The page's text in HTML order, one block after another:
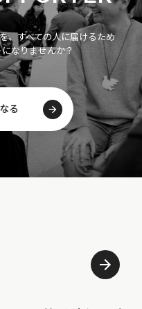
、すべての人に届けるため
なりませんか？
る